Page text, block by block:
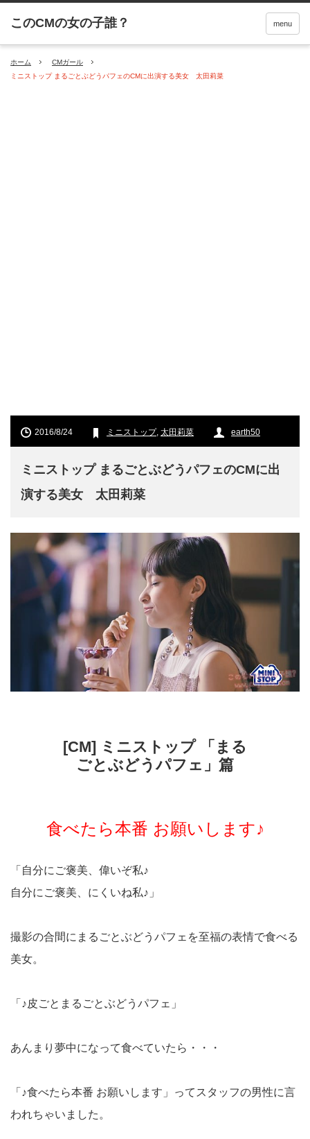
menu
ホーム
CMガール
ミニストップ まるごとぶどうパフェのCMに出演する美女 太田莉菜
2016/8/24 ミニストップ, 太田莉菜 earth50
ミニストップ まるごとぶどうパフェのCMに出
演する美女 太田莉菜
[CM] ミニストップ 「まる
ごとぶどうパフェ」篇
食べたら本番 お願いします♪
「自分にご褒美、偉いぞ私♪
自分にご褒美、にくいね私♪」
撮影の合間にまるごとぶどうパフェを至福の表情で食べる
美女。
「♪皮ごとまるごとぶどうパフェ」
あんまり夢中になって食べていたら・・・
「♪食べたら本番 お願いします」ってスタッフの男性に言
われちゃいました。